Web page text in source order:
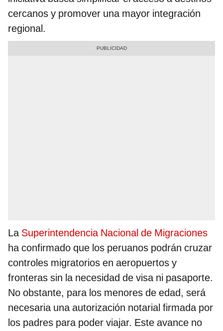
cercanos y promover una mayor integración
regional.
LaSuperintendencia Nacional de Migraciones
ha confirmado que los peruanos podrán cruzar
controles migratorios en aeropuertos y
fronteras sin la necesidad de visa ni pasaporte.
No obstante, para los menores de edad, será
necesaria una autorización notarial firmada por
los padres para poder viajar. Este avance no